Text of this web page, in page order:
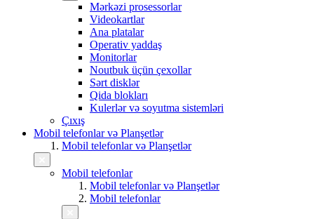
Mərkəzi prosessorlar
Videokartlar
Ana platalar
Operativ yaddaş
Monitorlar
Noutbuk üçün çexollar
Sərt disklər
Qida blokları
Kulerlər və soyutma sistemləri
Çıxış
Mobil telefonlar və Planşetlər
Mobil telefonlar və Planşetlər
Mobil telefonlar
Mobil telefonlar və Planşetlər
Mobil telefonlar